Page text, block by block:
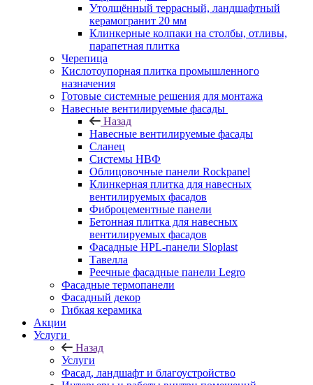
Утолщённый террасный, ландшафтный
керамогранит 20 мм
Клинкерные колпаки на столбы, отливы,
парапетная плитка
Черепица
Кислотоупорная плитка промышленного
назначения
Готовые системные решения для монтажа
Навесные вентилируемые фасады
Назад
Навесные вентилируемые фасады
Сланец
Системы НВФ
Облицовочные панели Rockpanel
Клинкерная плитка для навесных
вентилируемых фасадов
Фиброцементные панели
Бетонная плитка для навесных
вентилируемых фасадов
Фасадные HPL-панели Sloplast
Тавелла
Реечные фасадные панели Legro
Фасадные термопанели
Фасадный декор
Гибкая керамика
Акции
Услуги
Назад
Услуги
Фасад, ландшафт и благоустройство